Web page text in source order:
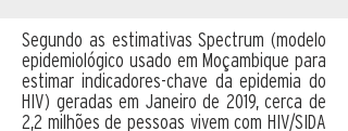
Segundo as estimativas Spectrum (modelo
epidemiológico usado em Moçambique para
estimar indicadores-chave da epidemia do
HIV) geradas em Janeiro de 2019, cerca de
2,2 milhões de pessoas vivem com HIV/SIDA